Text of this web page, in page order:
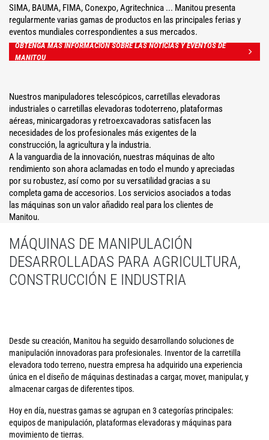
SIMA, BAUMA, FIMA, Conexpo, Agritechnica ... Manitou presenta
regularmente varias gamas de productos en las principales ferias y
eventos mundiales correspondientes a sus mercados.
OBTENGA MÁS INFORMACIÓN SOBRE LAS NOTICIAS Y EVENTOS DE
MANITOU
Nuestros manipuladores telescópicos, carretillas elevadoras
industriales o carretillas elevadoras todoterreno, plataformas
aéreas, minicargadoras y retroexcavadoras satisfacen las
necesidades de los profesionales más exigentes de la
construcción, la agricultura y la industria.
A la vanguardia de la innovación, nuestras máquinas de alto
rendimiento son ahora aclamadas en todo el mundo y apreciadas
por su robustez, así como por su versatilidad gracias a su
completa gama de accesorios. Los servicios asociados a todas
las máquinas son un valor añadido real para los clientes de
Manitou.
MÁQUINAS DE MANIPULACIÓN
DESARROLLADAS PARA AGRICULTURA,
CONSTRUCCIÓN E INDUSTRIA
Desde su creación, Manitou ha seguido desarrollando soluciones de
manipulación innovadoras para profesionales. Inventor de la carretilla
elevadora todo terreno, nuestra empresa ha adquirido una experiencia
única en el diseño de máquinas destinadas a cargar, mover, manipular, y
almacenar cargas de diferentes tipos.
Hoy en día, nuestras gamas se agrupan en 3 categorías principales:
equipos de manipulación, plataformas elevadoras y máquinas para
movimiento de tierras.